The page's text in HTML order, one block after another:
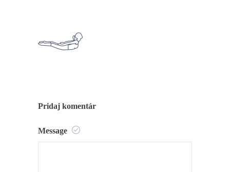
Pridaj komentár
Message